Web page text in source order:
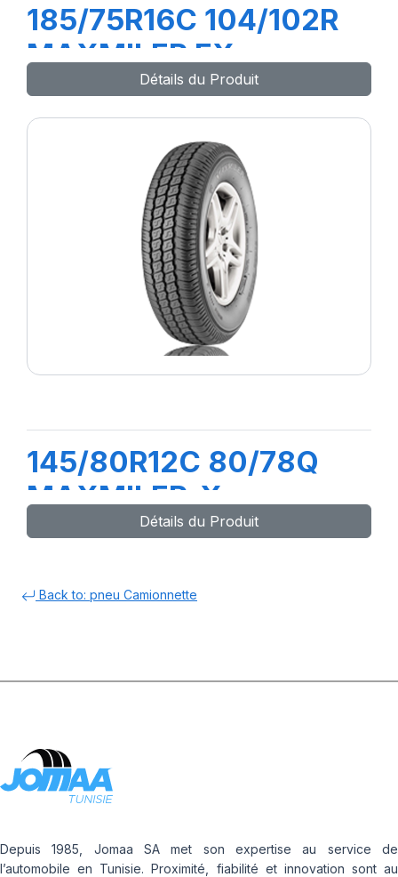
185/75R16C 104/102R
MAXMILER EX
Détails du Produit
145/80R12C 80/78Q
MAXMILER-X
Détails du Produit
Back to: pneu Camionnette
Depuis 1985, Jomaa SA met son expertise au service de
l’automobile en Tunisie. Proximité, fiabilité et innovation sont au